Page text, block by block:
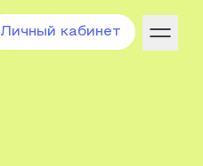
Личный кабинет